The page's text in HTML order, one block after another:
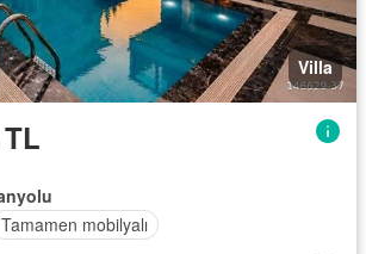
Villa
Tamamen mobilyalı